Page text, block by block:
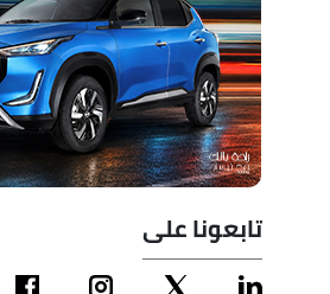
تابعونا على